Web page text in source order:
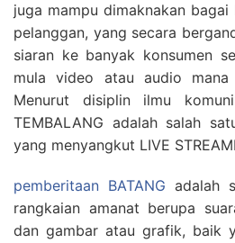
juga mampu dimaknakan
pelanggan, yang secara
siaran ke banyak konsumen
mula video atau audio
Menurut disiplin ilmu
TEMBALANG adalah salah
yang menyangkut LIVE
pemberitaan BATANG adalah
rangkaian amanat berupa
dan gambar atau grafik, baik